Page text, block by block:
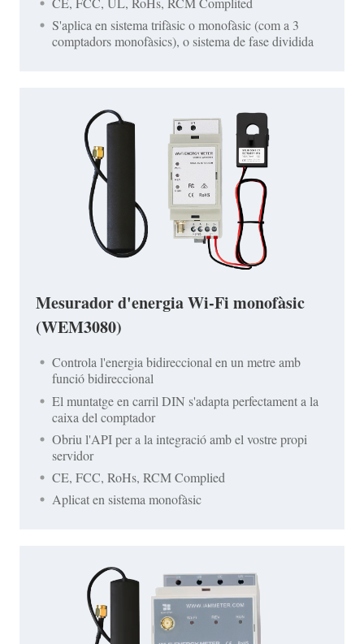
S'aplica en sistema trifàsic o monofàsic (com a 3
comptadors monofàsics), o sistema de fase dividida
Mesurador d'energia Wi-Fi monofàsic
(WEM3080)
Controla l'energia bidireccional en un metre amb
funció bidireccional
El muntatge en carril DIN s'adapta perfectament a la
caixa del comptador
Obriu l'API per a la integració amb el vostre propi
servidor
CE, FCC, RoHs, RCM Complied
Aplicat en sistema monofàsic